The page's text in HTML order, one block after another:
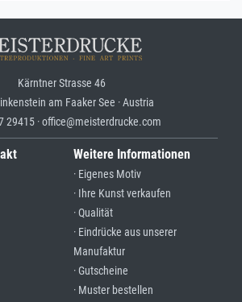
Kärntner Strasse 46
am Faaker See · Austria
29415 · office@meisterdrucke.com
Weitere Informationen
· Eigenes Motiv
· Ihre Kunst verkaufen
· Qualität
· Eindrücke aus unserer
Manufaktur
· Gutscheine
· Muster bestellen